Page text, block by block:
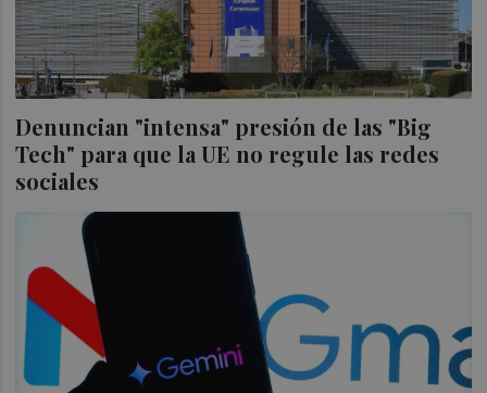
Denuncian "intensa" presión de las "Big
Tech" para que la UE no regule las redes
sociales